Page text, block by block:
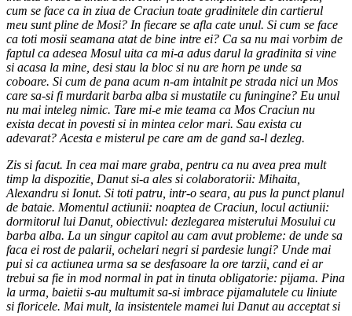
cum se face ca in ziua de Craciun toate gradinitele din cartierul
meu sunt pline de Mosi? In fiecare se afla cate unul. Si cum se face
ca toti mosii seamana atat de bine intre ei? Ca sa nu mai vorbim de
faptul ca adesea Mosul uita ca mi-a adus darul la gradinita si vine
si acasa la mine, desi stau la bloc si nu are horn pe unde sa
coboare. Si cum de pana acum n-am intalnit pe strada nici un Mos
care sa-si fi murdarit barba alba si mustatile cu funingine? Eu unul
nu mai inteleg nimic. Tare mi-e mie teama ca Mos Craciun nu
exista decat in povesti si in mintea celor mari. Sau exista cu
adevarat? Acesta e misterul pe care am de gand sa-l dezleg.
Zis si facut. In cea mai mare graba, pentru ca nu avea prea mult
timp la dispozitie, Danut si-a ales si colaboratorii: Mihaita,
Alexandru si Ionut. Si toti patru, intr-o seara, au pus la punct planul
de bataie. Momentul actiunii: noaptea de Craciun, locul actiunii:
dormitorul lui Danut, obiectivul: dezlegarea misterului Mosului cu
barba alba. La un singur capitol au cam avut probleme: de unde sa
faca ei rost de palarii, ochelari negri si pardesie lungi? Unde mai
pui si ca actiunea urma sa se desfasoare la ore tarzii, cand ei ar
trebui sa fie in mod normal in pat in tinuta obligatorie: pijama. Pina
la urma, baietii s-au multumit sa-si imbrace pijamalutele cu liniute
si floricele. Mai mult, la insistentele mamei lui Danut au acceptat si